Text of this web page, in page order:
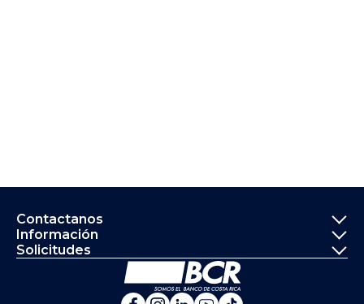
Contactanos
Información
Solicitudes
Ir a la página principal del